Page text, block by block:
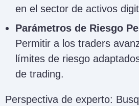
en el sector de activos
Parámetros de Riesgo
Permitir a los traders
límites de riesgo
de trading.
Perspectiva de experto: